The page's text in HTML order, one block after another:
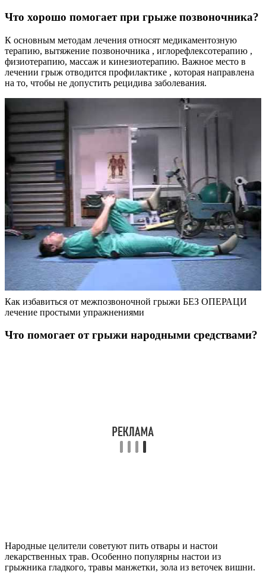
Что хорошо помогает при грыже позвоночника?
К основным методам лечения относят медикаментозную
терапию, вытяжение позвоночника , иглорефлексотерапию ,
физиотерапию, массаж и кинезиотерапию. Важное место в
лечении грыж отводится профилактике , которая направлена
на то, чтобы не допустить рецидива заболевания.
Как избавиться от межпозвоночной грыжи БЕЗ ОПЕРАЦИ
лечение простыми упражнениями
Что помогает от грыжи народными средствами?
Народные целители советуют пить отвары и настои
лекарственных трав. Особенно популярны настои из
грыжника гладкого, травы манжетки, зола из веточек вишни.